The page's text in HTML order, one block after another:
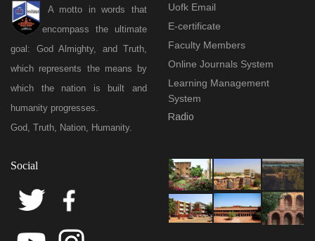
A motto in words that
encompass the ultimate
goal: God Almighty, and Truth,
which represents the means by
which the nation is built and
humanity progresses.
God, Truth, Nation, Humanity.
Uofk Email
E-certificate
Faculty Members
Online Journals System
Learning Management
System
Radio
Social